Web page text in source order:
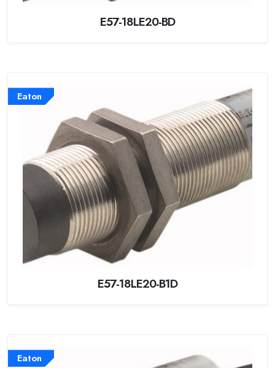
E57-18LE20-BD
Eaton
E57-18LE20-B1D
Eaton